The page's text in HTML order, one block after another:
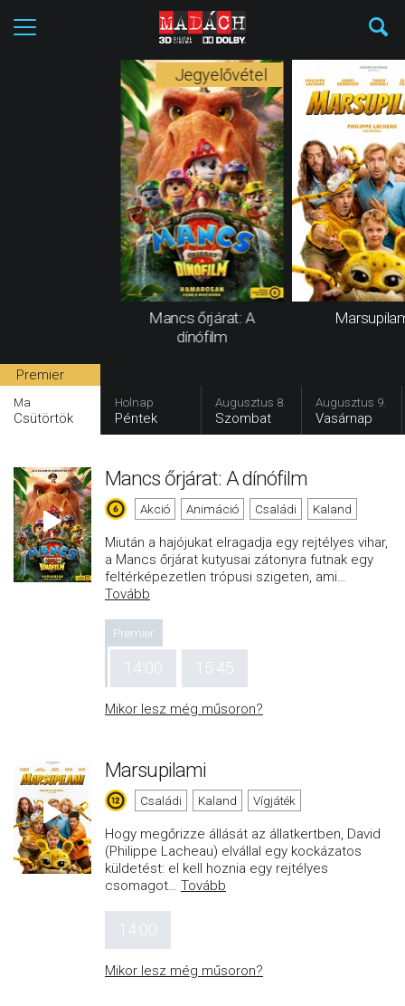
Mancs őrjárat: A
dínófilm
Jegyelővétel
Premier
Ma
Csütörtök
Holnap
Péntek
Augusztus 8.
Szombat
Augusztus 9.
Vasárnap
Mancs őrjárat: A dínófilm
Akció Animáció Családi Kaland
Miután a hajójukat elragadja egy rejtélyes vihar,
a Mancs őrjárat kutyusai zátonyra futnak egy
feltérképezetlen trópusi szigeten, ami…
Tovább
Premier
14:00 15:45
Mikor lesz még műsoron?
Marsupilami
Családi Kaland Vígjáték
Hogy megőrizze állását az állatkertben, David
(Philippe Lacheau) elvállal egy kockázatos
küldetést: el kell hoznia egy rejtélyes
csomagot… Tovább
14:00
Mikor lesz még műsoron?